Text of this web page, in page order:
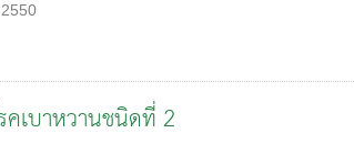
เบาหวานชนิดที่ 2